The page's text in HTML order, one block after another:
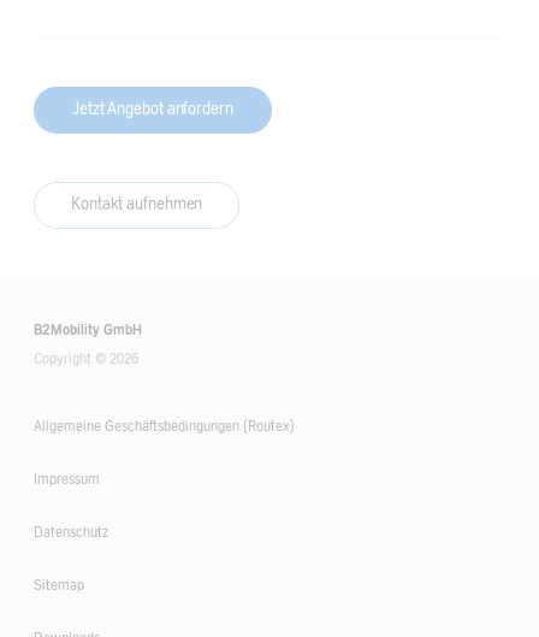
Jetzt Angebot anfordern
Kontakt aufnehmen
B2Mobility GmbH
Copyright © 2026
Allgemeine Geschäftsbedingungen (Routex)
Impressum
Datenschutz
Sitemap